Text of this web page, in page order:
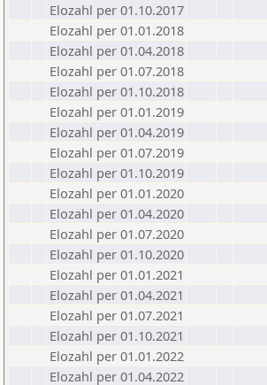
Elozahl per 01.10.2017
Elozahl per 01.01.2018
Elozahl per 01.04.2018
Elozahl per 01.07.2018
Elozahl per 01.10.2018
Elozahl per 01.01.2019
Elozahl per 01.04.2019
Elozahl per 01.07.2019
Elozahl per 01.10.2019
Elozahl per 01.01.2020
Elozahl per 01.04.2020
Elozahl per 01.07.2020
Elozahl per 01.10.2020
Elozahl per 01.01.2021
Elozahl per 01.04.2021
Elozahl per 01.07.2021
Elozahl per 01.10.2021
Elozahl per 01.01.2022
Elozahl per 01.04.2022